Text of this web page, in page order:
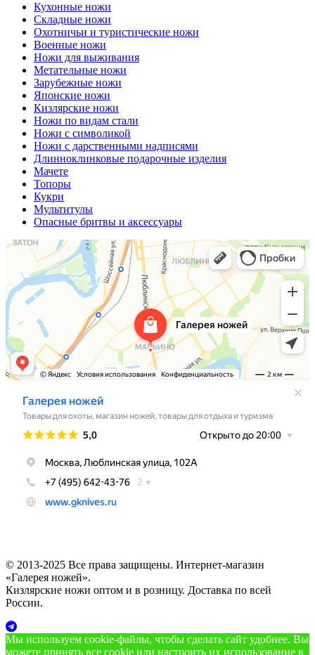
Кухонные ножи
Складные ножи
Охотничьи и туристические ножи
Военные ножи
Ножи для выживания
Метательные ножи
Зарубежные ножи
Японские ножи
Кизлярские ножи
Ножи по видам стали
Ножи с символикой
Ножи с дарственными надписями
Длинноклинковые подарочные изделия
Мачете
Топоры
Кукри
Мультитулы
Опасные бритвы и аксессуары
© 2013-2025 Все права защищены. Интернет-магазин
«Галерея ножей».
Кизлярские ножи оптом и в розницу. Доставка по всей
России.
Мы используем cookie‑файлы, чтобы сделать сайт удобнее. Вы
можете принять все cookie или настроить их использование в